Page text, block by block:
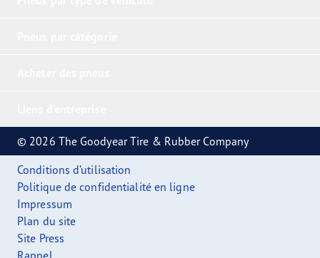
© 2026 The Goodyear Tire & Rubber Company
Conditions d’utilisation
Politique de confidentialité en ligne
Impressum
Plan du site
Site Press
Rappel